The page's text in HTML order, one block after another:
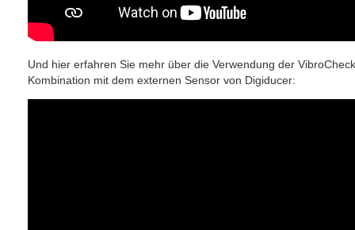
Und hier erfahren Sie mehr über die Verwendung der
Kombination mit dem externen Sensor von Digiducer: